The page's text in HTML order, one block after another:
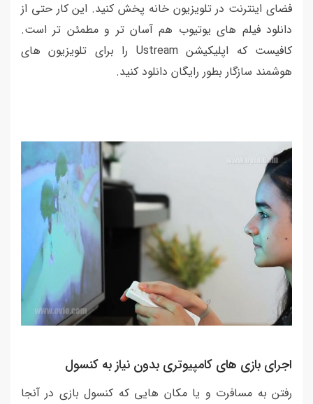
فضای اینترنت در تلویزیون خانه پخش کنید. این کار حتی از
دانلود فیلم های یوتیوب هم آسان تر و مطمئن تر است.
کافیست که اپلیکیشن Ustream را برای تلویزیون های
هوشمند سازگار بطور رایگان دانلود کنید.
اجرای بازی های کامپیوتری بدون نیاز به کنسول
رفتن به مسافرت و یا مکان هایی که کنسول بازی در آنجا